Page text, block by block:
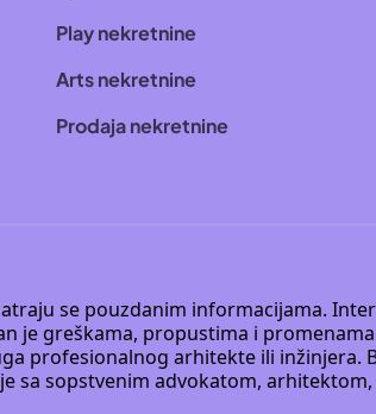
se pouzdanim informacijama.
greškama, propustima i
profesionalnog arhitekte ili inžinjera.
sa sopstvenim advokatom,
Play nekretnine
Arts nekretnine
Prodaja nekretnine